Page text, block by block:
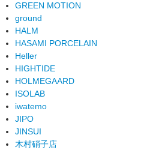
GREEN MOTION
ground
HALM
HASAMI PORCELAIN
Heller
HIGHTIDE
HOLMEGAARD
ISOLAB
iwatemo
JIPO
JINSUI
木村硝子店